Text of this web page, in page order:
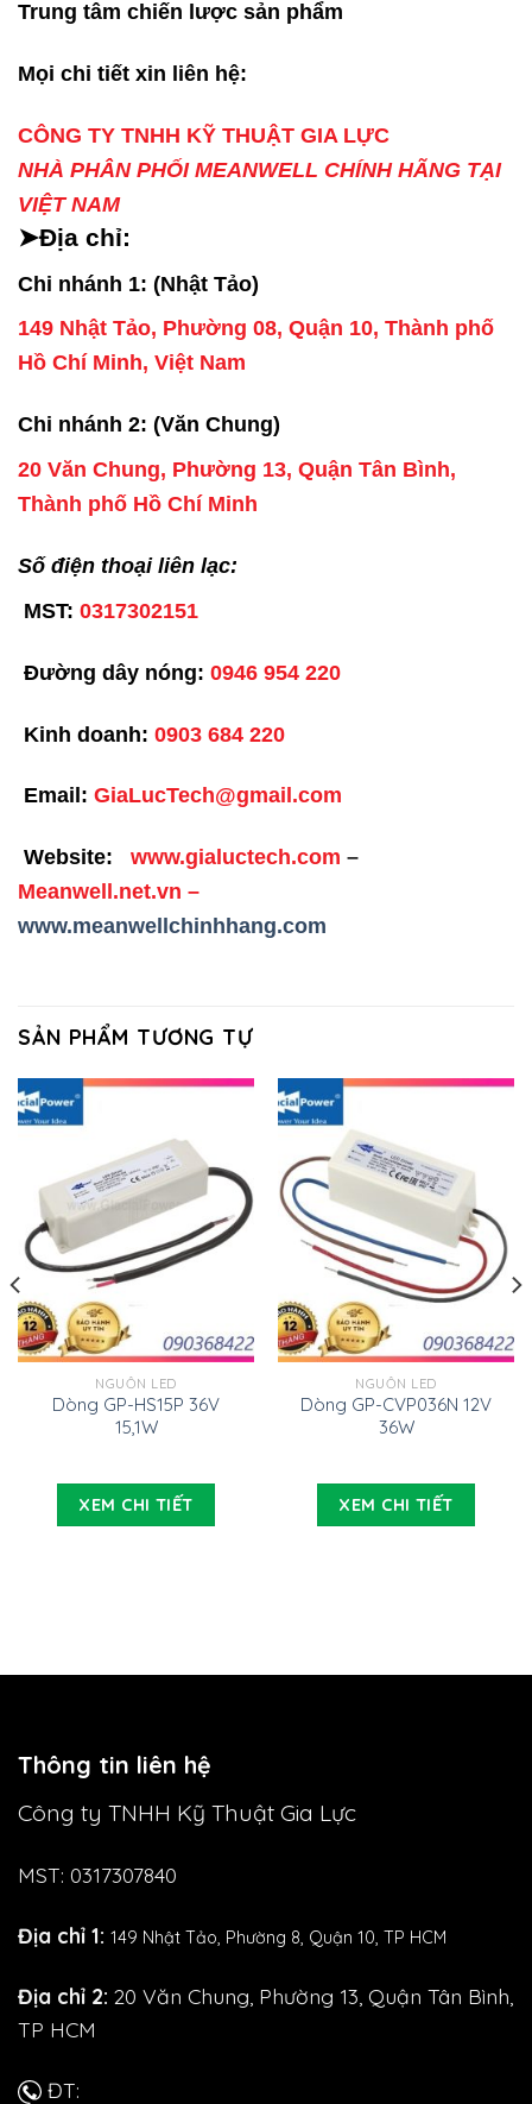
Trung tâm chiến lược sản phẩm
Mọi chi tiết xin liên hệ:
CÔNG TY TNHH KỸ THUẬT GIA LỰC
NHÀ PHÂN PHỐI MEANWELL CHÍNH HÃNG TẠI
VIỆT NAM
➤Địa chỉ:
Chi nhánh 1: (Nhật Tảo)
149 Nhật Tảo, Phường 08, Quận 10, Thành phố
Hồ Chí Minh, Việt Nam
Chi nhánh 2: (Văn Chung)
20 Văn Chung, Phường 13, Quận Tân Bình,
Thành phố Hồ Chí Minh
Số điện thoại liên lạc:
MST: 0317302151
Đường dây nóng: 0946 954 220
Kinh doanh: 0903 684 220
Email: GiaLucTech@gmail.com
Website: www.gialuctech.com –
Meanwell.net.vn –
www.meanwellchinhhang.com
SẢN PHẨM TƯƠNG TỰ
NGUỒN LED
Dòng GP-HS15P 36V
15,1W
XEM CHI TIẾT
NGUỒN LED
Dòng GP-CVP036N 12V
36W
XEM CHI TIẾT
Thông tin liên hệ
Công ty TNHH Kỹ Thuật Gia Lực
MST: 0317307840
Địa chỉ 1: 149 Nhật Tảo, Phường 8, Quận 10, TP HCM
Địa chỉ 2: 20 Văn Chung, Phường 13, Quận Tân Bình,
TP HCM
ĐT: